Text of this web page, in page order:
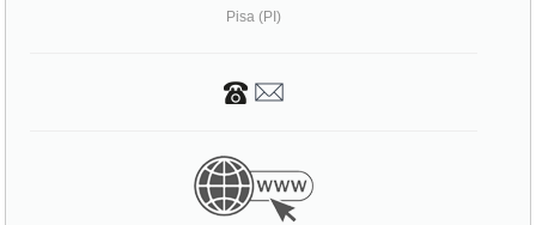
Pisa (PI)